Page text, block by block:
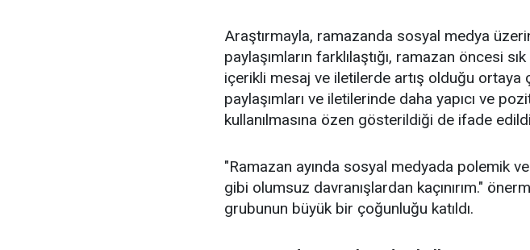
Araştırmayla, ramazanda sosyal medya
paylaşımların farklılaştığı, ramazan öncesi
içerikli mesaj ve iletilerde artış olduğu ortaya
paylaşımları ve iletilerinde daha yapıcı ve
kullanılmasına özen gösterildiği de ifade
"Ramazan ayında sosyal medyada polemik
gibi olumsuz davranışlardan kaçınırım."
grubunun büyük bir çoğunluğu katıldı.